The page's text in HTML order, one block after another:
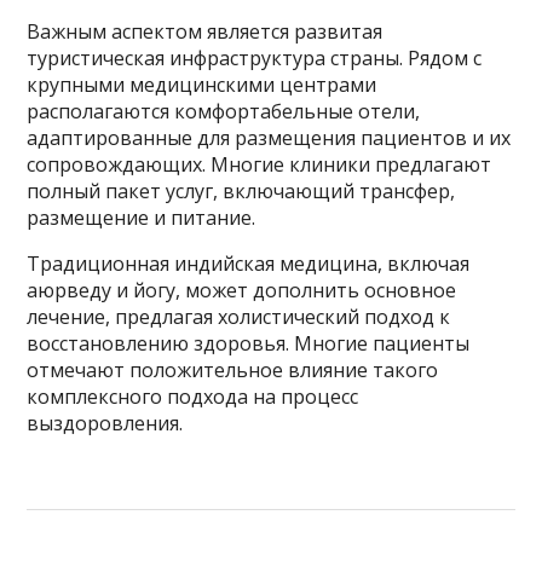
Важным аспектом является развитая
туристическая инфраструктура страны. Рядом с
крупными медицинскими центрами
располагаются комфортабельные отели,
адаптированные для размещения пациентов и их
сопровождающих. Многие клиники предлагают
полный пакет услуг, включающий трансфер,
размещение и питание.
Традиционная индийская медицина, включая
аюрведу и йогу, может дополнить основное
лечение, предлагая холистический подход к
восстановлению здоровья. Многие пациенты
отмечают положительное влияние такого
комплексного подхода на процесс
выздоровления.